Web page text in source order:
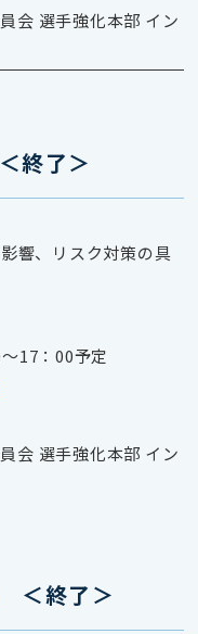
会 選手強化本部 イン
終了＞
響、リスク対策の具
17：00予定
会 選手強化本部 イン
＜終了＞